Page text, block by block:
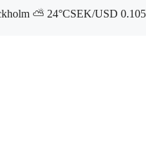
⛅ 24°CSEK/USD